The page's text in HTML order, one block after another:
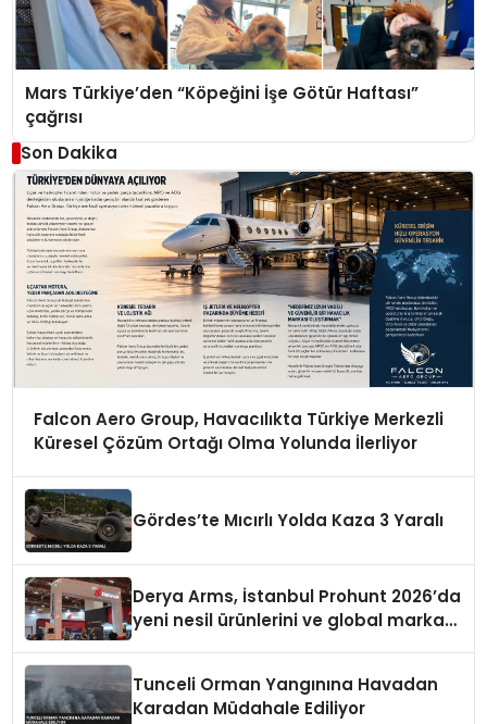
Mars Türkiye’den “Köpeğini İşe Götür Haftası”
çağrısı
Son Dakika
Falcon Aero Group, Havacılıkta Türkiye Merkezli
Küresel Çözüm Ortağı Olma Yolunda İlerliyor
Gördes’te Mıcırlı Yolda Kaza 3 Yaralı
Derya Arms, İstanbul Prohunt 2026’da
yeni nesil ürünlerini ve global marka
Tunceli Orman Yangınına Havadan
Karadan Müdahale Ediliyor